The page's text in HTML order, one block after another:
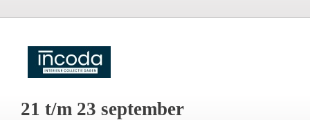
21 t/m 23 september